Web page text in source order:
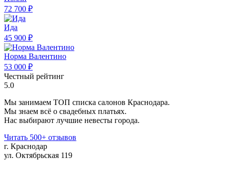
72 700 ₽
Ида
45 900 ₽
Норма Валентино
53 000 ₽
Честный рейтинг
5.0
Мы занимаем ТОП списка салонов Краснодара.
Мы знаем всё о свадебных платьях.
Нас выбирают лучшие невесты города.
Читать 500+ отзывов
г. Краснодар
ул. Октябрьская 119